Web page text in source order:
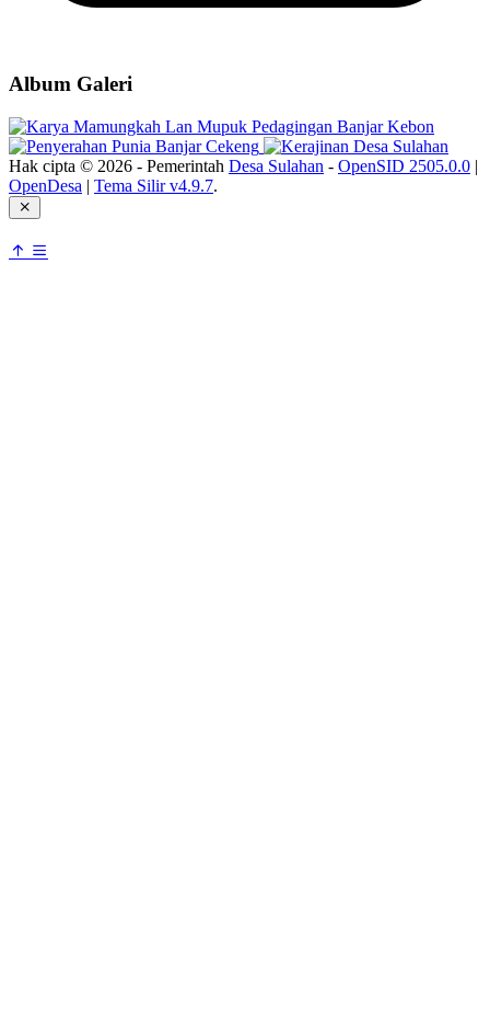
Album Galeri
Hak cipta © 2026 - Pemerintah Desa Sulahan - OpenSID 2505.0.0 |
OpenDesa | Tema Silir v4.9.7.